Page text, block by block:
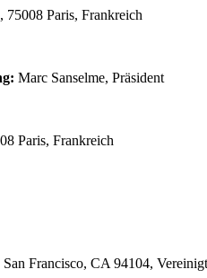
75008 Paris, Frankreich
Marc Sanselme, Präsident
Paris, Frankreich
Francisco, CA 94104,